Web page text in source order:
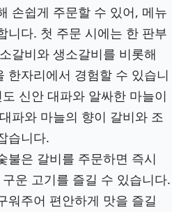
손쉽게 주문할 수 있어, 메뉴
니다. 첫 주문 시에는 한 판부
갈비와 생소갈비를 비롯해
한자리에서 경험할 수 있습니
신안 대파와 알싸한 마늘이
파와 마늘의 향이 갈비와 조
습니다.
불은 갈비를 주문하면 즉시
운 고기를 즐길 수 있습니다.
워주어 편안하게 맛을 즐길